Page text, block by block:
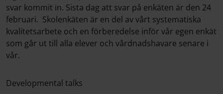
svar kommit in. Sista dag att svar på enkäten är den 24
februari. Skolenkäten är en del av vårt systematiska
kvalitetsarbete och en förberedelse inför vår egen enkät
som går ut till alla elever och vårdnadshavare senare i
vår.
Developmental talks